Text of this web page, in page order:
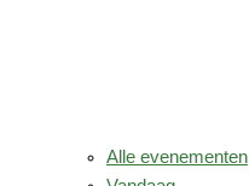
Alle evenementen